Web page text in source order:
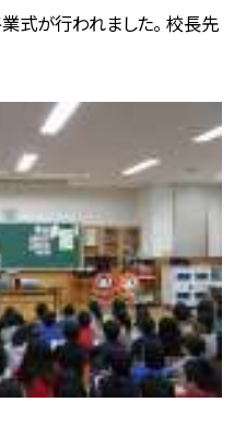
業式が行われました。 校長先